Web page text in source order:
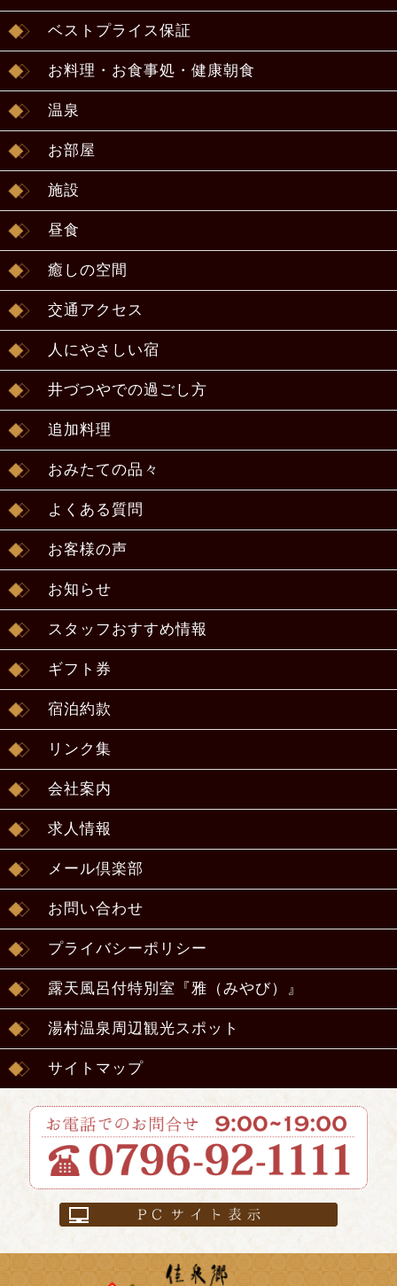
ベストプライス保証
お料理・お食事処・健康朝食
温泉
お部屋
施設
昼食
癒しの空間
交通アクセス
人にやさしい宿
井づつやでの過ごし方
追加料理
おみたての品々
よくある質問
お客様の声
お知らせ
スタッフおすすめ情報
ギフト券
宿泊約款
リンク集
会社案内
求人情報
メール倶楽部
お問い合わせ
プライバシーポリシー
露天風呂付特別室『雅（みやび）』
湯村温泉周辺観光スポット
サイトマップ